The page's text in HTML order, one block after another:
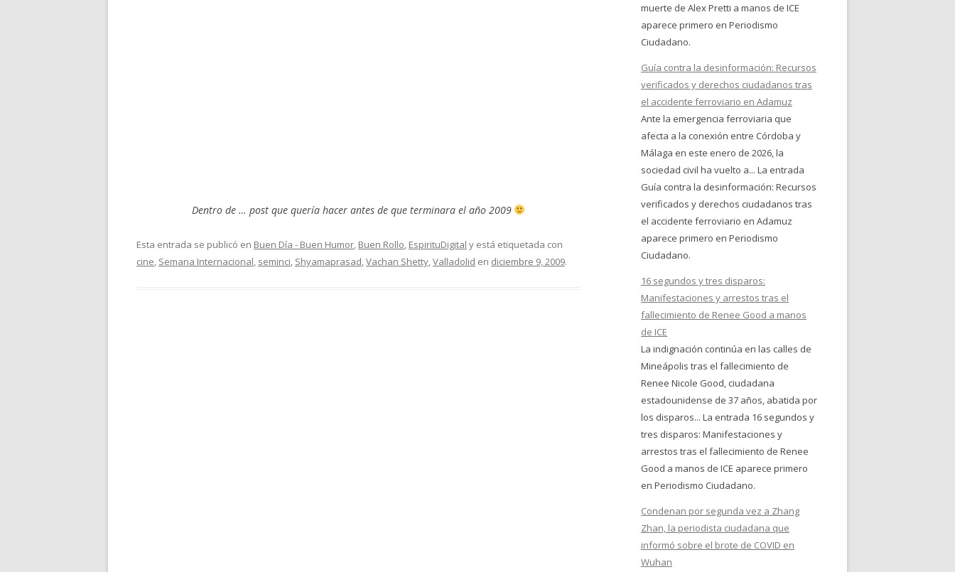
Dentro de … post que quería hacer antes de que terminara el año 2009
Esta entrada se publicó en Buen Día - Buen Humor, Buen Rollo, EspirituDigital y está etiquetada con
cine, Semana Internacional, seminci, Shyamaprasad,Vachan Shetty,Valladolid en diciembre 9, 2009.
muerte de Alex Pretti a manos de ICE
aparece primero en Periodismo
Ciudadano.
Guía contra la desinformación: Recursos
verificados y derechos ciudadanos tras
el accidente ferroviario en Adamuz
Ante la emergencia ferroviaria que
afecta a la conexión entre Córdoba y
Málaga en este enero de 2026, la
sociedad civil ha vuelto a... La entrada
Guía contra la desinformación: Recursos
verificados y derechos ciudadanos tras
el accidente ferroviario en Adamuz
aparece primero en Periodismo
Ciudadano.
16 segundos y tres disparos:
Manifestaciones y arrestos tras el
fallecimiento de Renee Good a manos
de ICE
La indignación continúa en las calles de
Mineápolis tras el fallecimiento de
Renee Nicole Good, ciudadana
estadounidense de 37 años, abatida por
los disparos... La entrada 16 segundos y
tres disparos: Manifestaciones y
arrestos tras el fallecimiento de Renee
Good a manos de ICE aparece primero
en Periodismo Ciudadano.
Condenan por segunda vez a Zhang
Zhan, la periodista ciudadana que
informó sobre el brote de COVID en
Wuhan